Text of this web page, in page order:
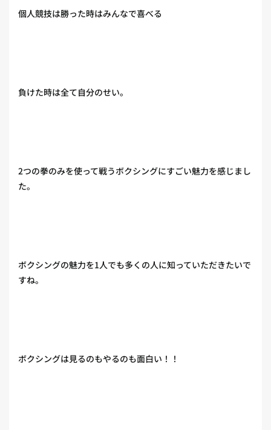
個人競技は勝った時はみんなで喜べる
負けた時は全て自分のせい。
2つの拳のみを使って戦うボクシングにすごい魅力を感じまし
た。
ボクシングの魅力を1人でも多くの人に知っていただきたいで
すね。
ボクシングは見るのもやるのも面白い！！